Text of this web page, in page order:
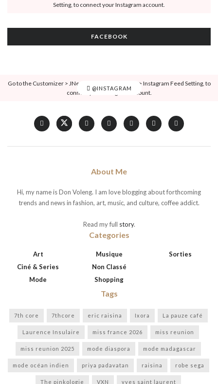
Setting, to connect your Instagram account.
FACEBOOK
@INSTAGRAM
Go to the Customizer > JNews : Social, Like & View > Instagram Feed Setting, to
connect your Instagram account.
About Me
Hi, my name is Don Voleng. I am love blogging about forthcoming
trends and news in fashion, art, music, and culture, coffee addict.
Read my full story.
Categories
Art
Ciné & Series
Mode
Musique
Non Classé
Shopping
Sorties
Tags
7th core 7thcore eric raisina Ixora La pauze café
Laurence Insulaire miss france 2026 miss reunion
miss reunion 2025 mode diaspora mode madagascar
mode océan indien priya padavatan raisina robe sega
The pinkologie VXN yves saint laurent